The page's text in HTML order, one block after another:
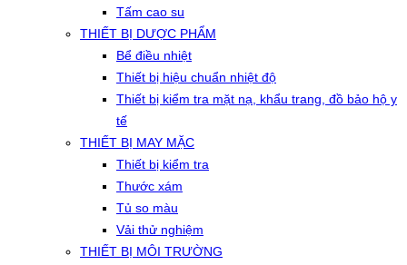
Tấm cao su
THIẾT BỊ DƯỢC PHẨM
Bể điều nhiệt
Thiết bị hiệu chuẩn nhiệt độ
Thiết bị kiểm tra mặt nạ, khẩu trang, đồ bảo hộ y
tế
THIẾT BỊ MAY MẶC
Thiết bị kiểm tra
Thước xám
Tủ so màu
Vải thử nghiệm
THIẾT BỊ MÔI TRƯỜNG